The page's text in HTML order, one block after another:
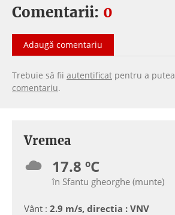
Comentarii: 0
Adaugă comentariu
Trebuie să fii autentificat pentru a putea
comentariu.
Vremea
17.8 ºC
în Sfantu gheorghe (munte)
Vânt : 2.9 m/s, directia : VNV